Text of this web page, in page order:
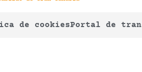
de cookiesPortal de